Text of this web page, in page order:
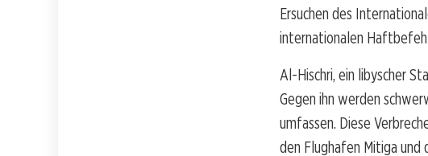
Ersuchen des
internationalen
Al-Hischri, ein libyscher
Gegen ihn werden
umfassen. Diese
den Flughafen Mitiga